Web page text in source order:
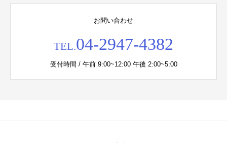
お問い合わせ
TEL.04-2947-4382
受付時間 / 午前 9:00~12:00 午後 2:00~5:00